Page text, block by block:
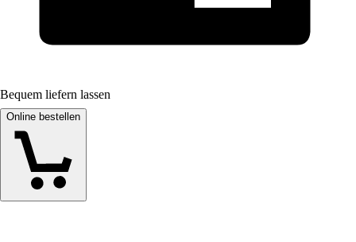
Bequem liefern lassen
Online bestellen